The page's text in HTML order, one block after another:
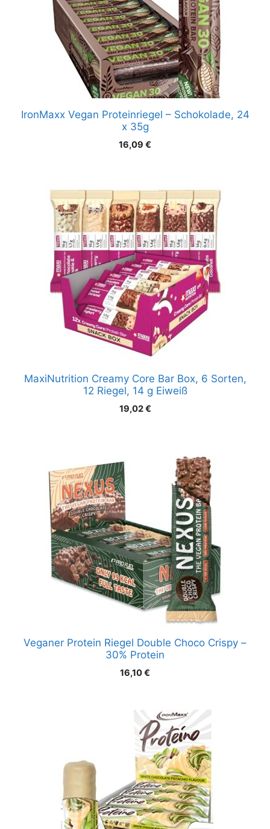
IronMaxx Vegan Proteinriegel – Schokolade, 24
x 35g
16,09 €
MaxiNutrition Creamy Core Bar Box, 6 Sorten,
12 Riegel, 14 g Eiweiß
19,02€
Veganer Protein Riegel Double Choco Crispy –
30% Protein
16,10€